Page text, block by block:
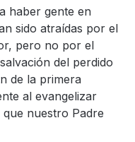
haber gente en
sido atraídas por el
pero no por el
del perdido
de la primera
al evangelizar
nuestro Padre